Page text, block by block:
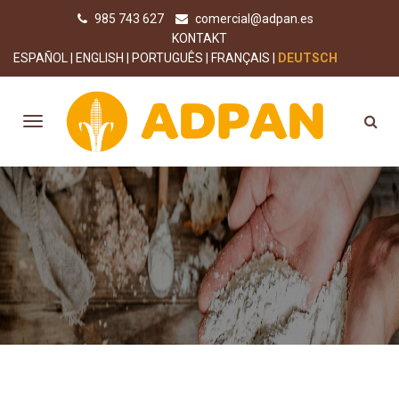
985 743 627
comercial@adpan.es
KONTAKT
ESPAÑOL
ENGLISH PORTUGUÊS FRANÇAIS DEUTSCH